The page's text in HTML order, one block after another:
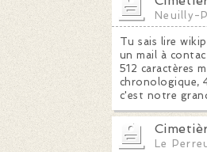
Neuilly-
Tu sais lire
un mail à
512 caractères
chronologique,
c'est notre
Le